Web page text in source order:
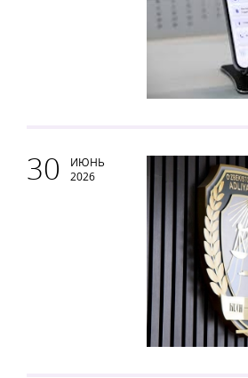
30
ИЮНЬ
2026